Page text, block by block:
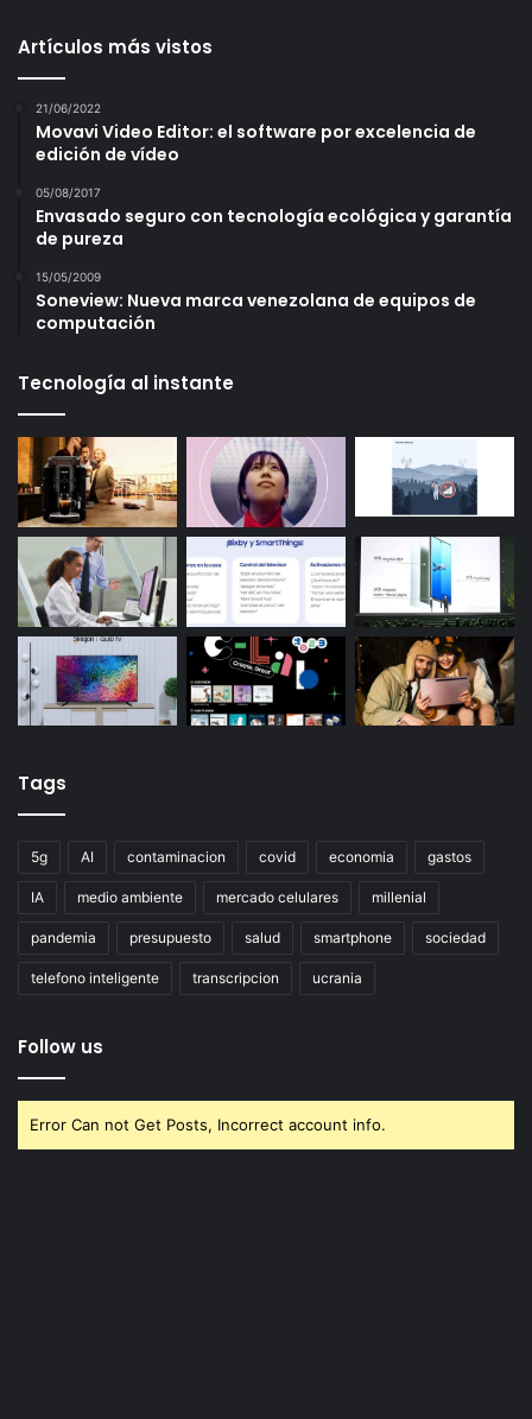
Artículos más vistos
21/06/2022
Movavi Video Editor: el software por excelencia de
edición de vídeo
05/08/2017
Envasado seguro con tecnología ecológica y garantía
de pureza
15/05/2009
Soneview: Nueva marca venezolana de equipos de
computación
Tecnología al instante
Tags
5g AI contaminacion covid economia gastos
IA medio ambiente mercado celulares millenial
pandemia presupuesto salud smartphone sociedad
telefono inteligente transcripcion ucrania
Follow us
Error Can not Get Posts, Incorrect account info.